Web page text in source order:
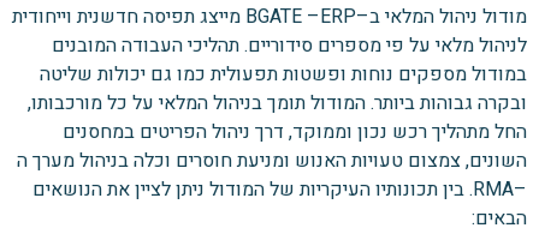
מודול ניהול המלאי ב–BGATE –ERP מייצג תפיסה חדשנית וייחודית
לניהול מלאי על פי מספרים סידוריים. תהליכי העבודה המובנים
במודול מספקים נוחות ופשטות תפעולית כמו גם יכולות שליטה
ובקרה גבוהות ביותר. המודול תומך בניהול המלאי על כל מורכבותו,
החל מתהליך רכש נכון וממוקד, דרך ניהול הפריטים במחסנים
השונים, צמצום טעויות האנוש ומניעת חוסרים וכלה בניהול מערך ה
–RMA. בין תכונותיו העיקריות של המודול ניתן לציין את הנושאים
הבאים: